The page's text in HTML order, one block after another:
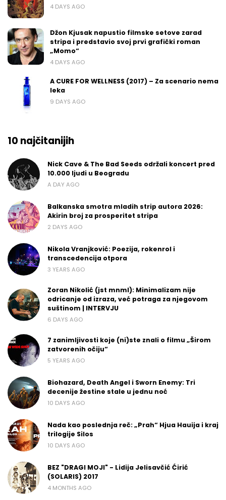
4 DAYS AGO
Džon Kjusak napustio filmske setove zarad
stripa i predstavio svoj prvi grafički roman
„Momo“
4 DAYS AGO
A CURE FOR WELLNESS (2017) – Za scenario nema
leka
9 DAYS AGO
10 najčitanijih
Nick Cave & The Bad Seeds održali koncert pred
10.000 ljudi u Beogradu
A DAY AGO
Balkanska smotra mladih strip autora 2026:
Akirin broj za prosperitet stripa
2 DAYS AGO
Nikola Vranjković: Poezija, rokenrol i
transcedencija otpora
3 YEARS AGO
Zoran Nikolić (jst mnml): Minimalizam nije
odricanje od izraza, već potraga za njegovom
suštinom | INTERVJU
6 DAYS AGO
7 zanimljivosti koje (ni)ste znali o filmu „Širom
zatvorenih očiju“
5 YEARS AGO
Biohazard, Death Angel i Sworn Enemy: Tri
decenije žestine stale u jednu noć
10 DAYS AGO
Nada kao poslednja reč: „Prah“ Hjua Hauija i kraj
trilogije Silos
10 DAYS AGO
BEZ "DRAGI MOJI" - Lidija Jelisavčić Ćirić
(SOLARIS) 2017
4 MONTHS AGO